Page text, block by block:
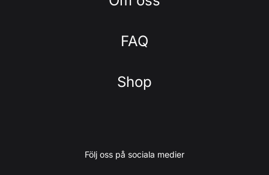
FAQ
Shop
Följ oss på sociala medier